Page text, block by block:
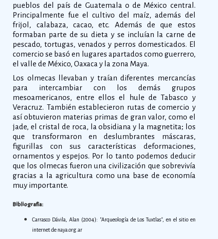
pueblos del país de Guatemala o de México central.
Principalmente fue el cultivo del maíz, además del
frijol, calabaza, cacao, etc. Además de que estos
formaban parte de su dieta y se incluían la carne de
pescado, tortugas, venados y perros domesticados. El
comercio se basó en lugares apartados como guerrero,
el valle de México, Oaxaca y la zona Maya.
Los olmecas llevaban y traían diferentes mercancías
para intercambiar con los demás grupos
mesoamericanos, entre ellos el hule de Tabasco y
Veracruz. También establecieron rutas de comercio y
así obtuvieron materias primas de gran valor, como el
jade, el cristal de roca, la obsidiana y la magnetita; los
que transformaron en deslumbrantes máscaras,
figurillas con sus características deformaciones,
ornamentos y espejos. Por lo tanto podemos deducir
que los olmecas fueron una civilización que sobrevivía
gracias a la agricultura como una base de economía
muy importante.
Bibliografía:
Carrasco Dávila, Alan (2004): "Arqueología de Los Tuxtlas", en el sitio en
internet de naya.org.ar